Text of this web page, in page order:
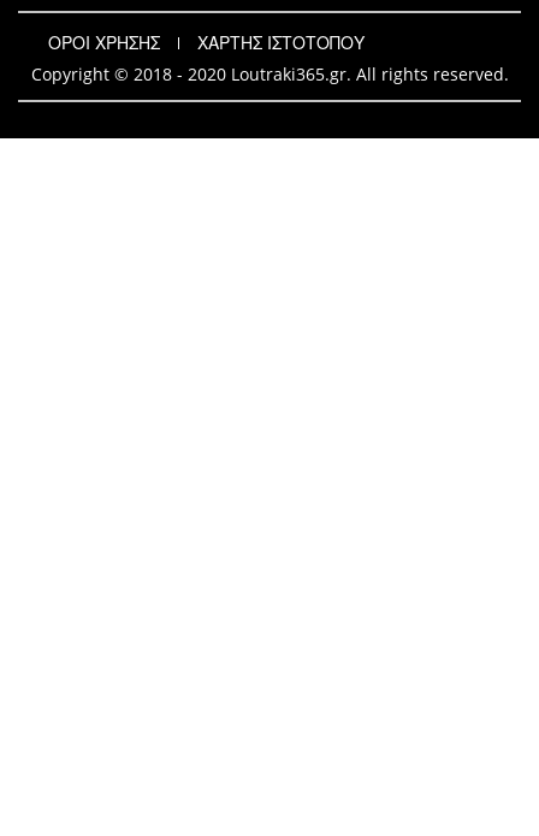
ΟΡΟΙ ΧΡΗΣΗΣ
ΧΑΡΤΗΣ ΙΣΤΟΤΟΠΟΥ
Copyright © 2018 - 2020 Loutraki365.gr. All rights reserved.